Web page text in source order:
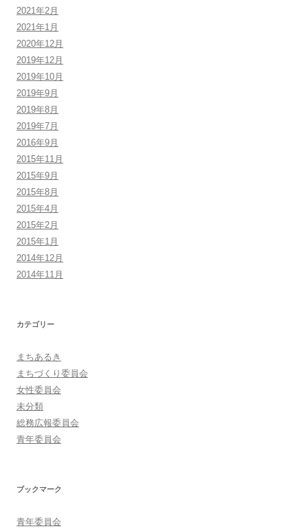
2021年2月
2021年1月
2020年12月
2019年12月
2019年10月
2019年9月
2019年8月
2019年7月
2016年9月
2015年11月
2015年9月
2015年8月
2015年4月
2015年2月
2015年1月
2014年12月
2014年11月
カテゴリー
まちあるき
まちづくり委員会
女性委員会
未分類
総務広報委員会
青年委員会
ブックマーク
青年委員会